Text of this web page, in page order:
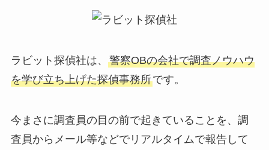
ラビット探偵社は、 警察OBの会社で調査ノウハウ
を学び立ち上げた探偵事務所です。
今まさに調査員の目の前で起きていることを、調
査員からメール等などでリアルタイムで報告して